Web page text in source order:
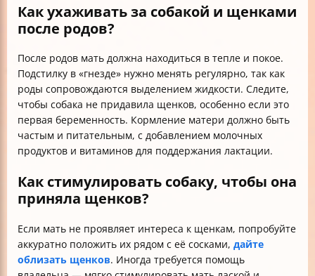
Как ухаживать за собакой и щенками
после родов?
После родов мать должна находиться в тепле и покое.
Подстилку в «гнезде» нужно менять регулярно, так как
роды сопровождаются выделением жидкости. Следите,
чтобы собака не придавила щенков, особенно если это
первая беременность. Кормление матери должно быть
частым и питательным, с добавлением молочных
продуктов и витаминов для поддержания лактации.
Как стимулировать собаку, чтобы она
приняла щенков?
Если мать не проявляет интереса к щенкам, попробуйте
аккуратно положить их рядом с её сосками, дайте
облизать щенков. Иногда требуется помощь